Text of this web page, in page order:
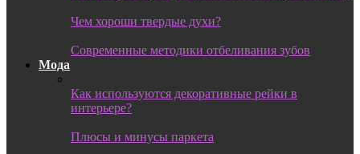
Чем хороши твердые духи?
Современные методики отбеливания зубов
Мода
Как используются декоративные рейки в
интерьере?
Плюсы и минусы паркета